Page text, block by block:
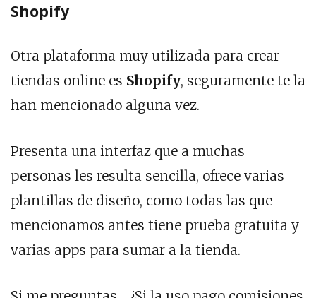
Shopify
Otra plataforma muy utilizada para crear
tiendas online es Shopify, seguramente te la
han mencionado alguna vez.
Presenta una interfaz que a muchas
personas les resulta sencilla, ofrece varias
plantillas de diseño, como todas las que
mencionamos antes tiene prueba gratuita y
varias apps para sumar a la tienda.